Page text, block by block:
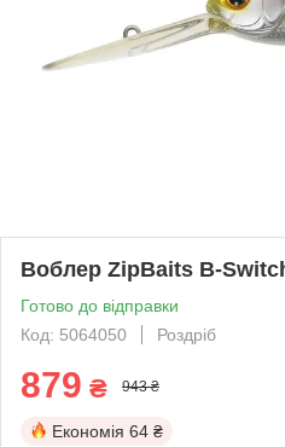
Воблер ZipBaits B-
Готово до відправки
Код: 5064050
Роздріб
879 ₴ 943 ₴
Економія 64 ₴